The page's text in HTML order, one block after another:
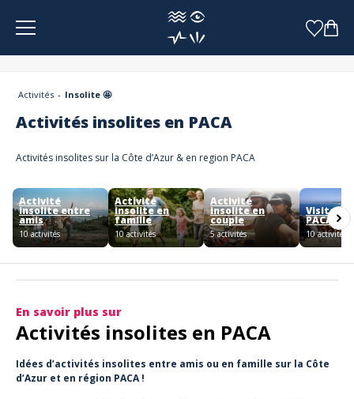
Panneau de gestion des cookies
Activités Insolite 🤩
Activités insolites en PACA
Activités insolites sur la Côte d’Azur & en region PACA
Activité
insolite entre
amis
10 activités
Activité
insolite en
famille
10 activités
Activité
insolite en
couple
5 activités
Visite
PACA
10 activités
En savoir plus sur
Activités insolites en PACA
Idées d’activités insolites entre amis ou en famille sur la Côte
d’Azur et en région PACA !